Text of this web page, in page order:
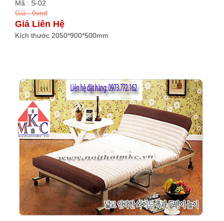
Mã : S-02
Giá : 0vnđ
Giá Liên Hệ
Kích thước 2050*900*500mm